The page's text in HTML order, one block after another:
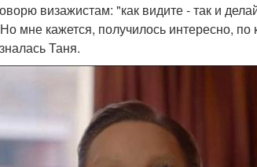
визажистам: "как видите - так и
мне кажется, получилось интересно,
Таня.